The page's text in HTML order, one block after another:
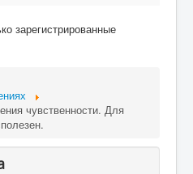
зарегистрированные
чувственности. Для